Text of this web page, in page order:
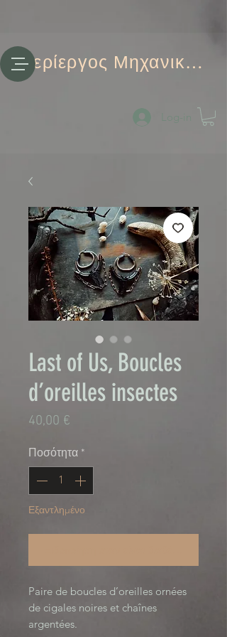
Περίεργος Μηχανικός
Log-in
Last of Us, Boucles
d’oreilles insectes
40,00 €
Ποσότητα *
Εξαντλημένο
Paire de boucles d’oreilles ornées
de cigales noires et chaînes
argentées.